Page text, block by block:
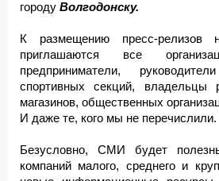
городу Волгодонску.
К размещению пресс-
приглашаются все
предприниматели,
спортивных секций, владельцы
магазинов, общественных
И даже те, кого мы не перечислили.
Безусловно, СМИ будет
компаний малого, среднего и